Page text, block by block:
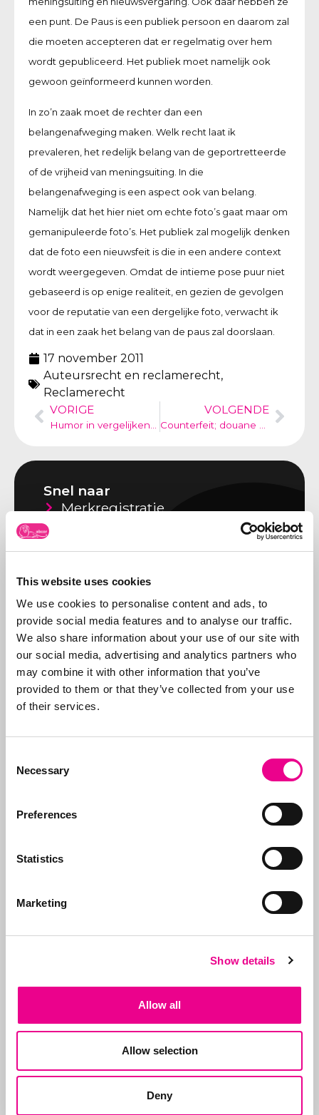
This website uses cookies
We use cookies to personalise content and ads, to
provide social media features and to analyse our traffic.
We also share information about your use of our site with
our social media, advertising and analytics partners who
may combine it with other information that you’ve
provided to them or that they’ve collected from your use
of their services.
Selection
Necessary
Preferences
Statistics
Marketing
Show details
Allow all
Allow selection
Deny
een punt. De Paus is een publiek persoon en daarom zal
die moeten accepteren dat er regelmatig over hem
wordt gepubliceerd. Het publiek moet namelijk ook
gewoon geïnformeerd kunnen worden.
In zo’n zaak moet de rechter dan een
belangenafweging maken. Welk recht laat ik
prevaleren, het redelijk belang van de geportretteerde
of de vrijheid van meningsuiting. In die
belangenafweging is een aspect ook van belang.
Namelijk dat het hier niet om echte foto’s gaat maar om
gemanipuleerde foto’s. Het publiek zal mogelijk denken
dat de foto een nieuwsfeit is die in een andere context
wordt weergegeven. Omdat de intieme pose puur niet
gebaseerd is op enige realiteit, en gezien de gevolgen
voor de reputatie van een dergelijke foto, verwacht ik
dat in een zaak het belang van de paus zal doorslaan.
17 november 2011
Auteursrecht en reclamerecht,
Reclamerecht
VORIGE
VOLGENDE
Snel naar
Merkregistratie
Vacatures
Over Abcor
Recente artikelen
Spookfacturen van de Benelux
autoriteiten?
Lees dit artikel »
SWITCH – niet bestaande
Neem contact op